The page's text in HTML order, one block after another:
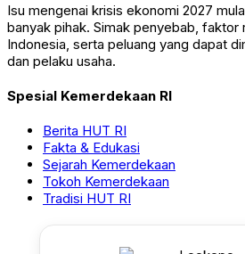
Isu mengenai krisis ekonomi 2027
banyak pihak. Simak penyebab, faktor
Indonesia, serta peluang yang dapat
dan pelaku usaha.
Spesial Kemerdekaan RI
Berita HUT RI
Fakta & Edukasi
Sejarah Kemerdekaan
Tokoh Kemerdekaan
Tradisi HUT RI